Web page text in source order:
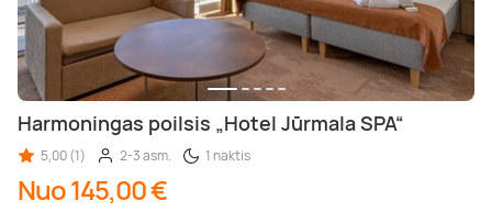
Harmoningas poilsis „Hotel Jūrmala SPA“
5,00 (1) 2-3 asm. 1 naktis
Nuo 145,00 €